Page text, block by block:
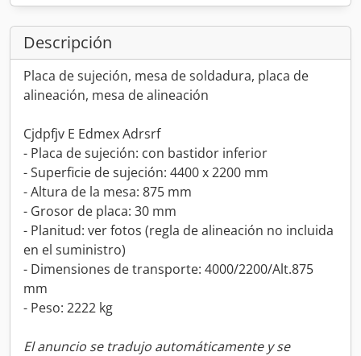
Descripción
Placa de sujeción, mesa de soldadura, placa de
alineación, mesa de alineación
Cjdpfjv E Edmex Adrsrf
- Placa de sujeción: con bastidor inferior
- Superficie de sujeción: 4400 x 2200 mm
- Altura de la mesa: 875 mm
- Grosor de placa: 30 mm
- Planitud: ver fotos (regla de alineación no incluida
en el suministro)
- Dimensiones de transporte: 4000/2200/Alt.875
mm
- Peso: 2222 kg
El anuncio se tradujo automáticamente y se